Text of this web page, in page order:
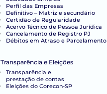
Perfil das Empresas
Definitivo – Matriz e secundário
Certidão de Regularidade
Acervo Técnico de Pessoa Jurídica
Cancelamento de Registro PJ
Débitos em Atraso e Parcelamento
Transparência e Eleições
Transparência e
prestação de contas
Eleições do Corecon-SP